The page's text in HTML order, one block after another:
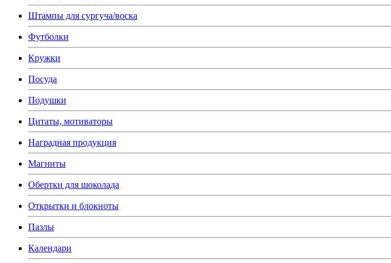
Штампы для сургуча/воска
Футболки
Кружки
Посуда
Подушки
Цитаты, мотиваторы
Наградная продукция
Магниты
Обертки для шоколада
Открытки и блокноты
Пазлы
Календари